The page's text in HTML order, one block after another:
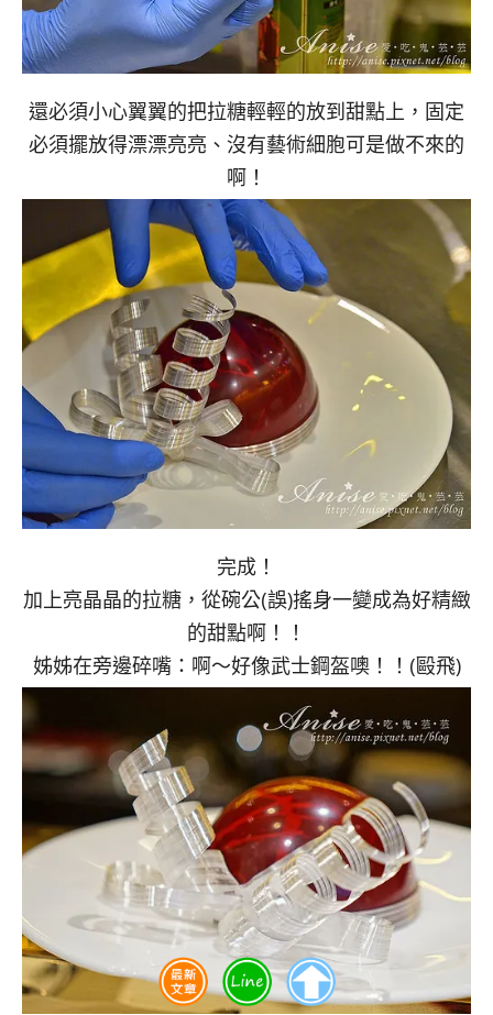
還必須小心翼翼的把拉糖輕輕的放到甜點上，固定
必須擺放得漂漂亮亮、沒有藝術細胞可是做不來的
啊！
完成！
加上亮晶晶的拉糖，從碗公(誤)搖身一變成為好精緻
的甜點啊！！
姊姊在旁邊碎嘴：啊～好像武士鋼盔噢！！(毆飛)